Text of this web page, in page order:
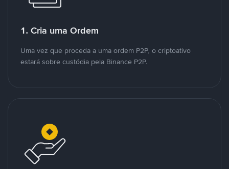
1. Cria uma Ordem
Uma vez que proceda a uma ordem P2P, o criptoativo
estará sobre custódia pela Binance P2P.